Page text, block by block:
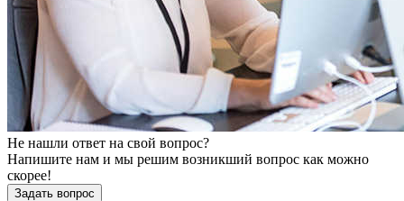
Не нашли ответ на свой вопрос?
Напишите нам и мы решим возникший вопрос как можно
скорее!
Задать вопрос